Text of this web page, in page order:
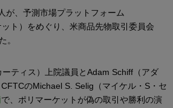
が、予測市場プラットフォーム
ト）をめぐり、米商品先物取引委員会
。
ティス）上院議員とAdam Schiff（アダ
のMichael S. Selig（マイケル・S・セ
で、ポリマーケットが偽の取引や勝利の演